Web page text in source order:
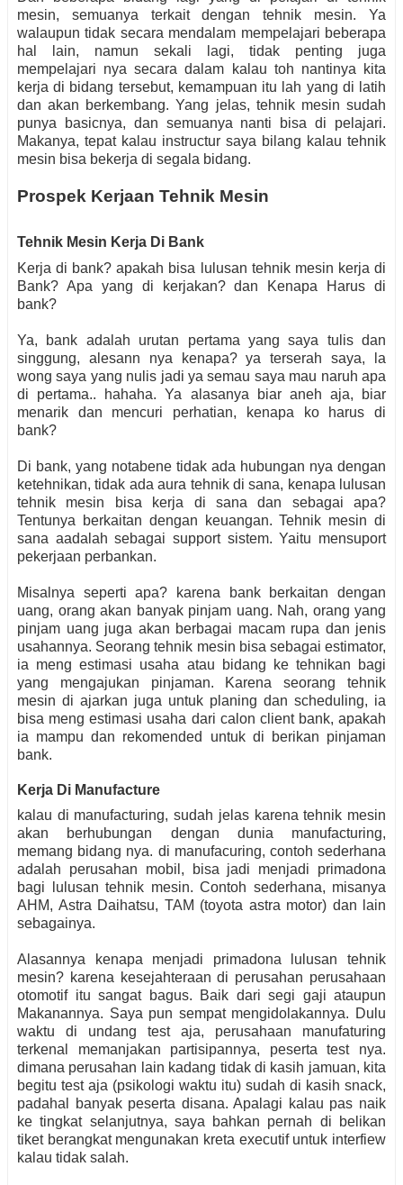
mesin, semuanya terkait dengan tehnik mesin. Ya
walaupun tidak secara mendalam mempelajari beberapa
hal lain, namun sekali lagi, tidak penting juga
mempelajari nya secara dalam kalau toh nantinya kita
kerja di bidang tersebut, kemampuan itu lah yang di latih
dan akan berkembang. Yang jelas, tehnik mesin sudah
punya basicnya, dan semuanya nanti bisa di pelajari.
Makanya, tepat kalau instructur saya bilang kalau tehnik
mesin bisa bekerja di segala bidang.
Prospek Kerjaan Tehnik Mesin
Tehnik Mesin Kerja Di Bank
Kerja di bank? apakah bisa lulusan tehnik mesin kerja di
Bank? Apa yang di kerjakan? dan Kenapa Harus di
bank?
Ya, bank adalah urutan pertama yang saya tulis dan
singgung, alesann nya kenapa? ya terserah saya, la
wong saya yang nulis jadi ya semau saya mau naruh apa
di pertama.. hahaha. Ya alasanya biar aneh aja, biar
menarik dan mencuri perhatian, kenapa ko harus di
bank?
Di bank, yang notabene tidak ada hubungan nya dengan
ketehnikan, tidak ada aura tehnik di sana, kenapa lulusan
tehnik mesin bisa kerja di sana dan sebagai apa?
Tentunya berkaitan dengan keuangan. Tehnik mesin di
sana aadalah sebagai support sistem. Yaitu mensuport
pekerjaan perbankan.
Misalnya seperti apa? karena bank berkaitan dengan
uang, orang akan banyak pinjam uang. Nah, orang yang
pinjam uang juga akan berbagai macam rupa dan jenis
usahannya. Seorang tehnik mesin bisa sebagai estimator,
ia meng estimasi usaha atau bidang ke tehnikan bagi
yang mengajukan pinjaman. Karena seorang tehnik
mesin di ajarkan juga untuk planing dan scheduling, ia
bisa meng estimasi usaha dari calon client bank, apakah
ia mampu dan rekomended untuk di berikan pinjaman
bank.
Kerja Di Manufacture
kalau di manufacturing, sudah jelas karena tehnik mesin
akan berhubungan dengan dunia manufacturing,
memang bidang nya. di manufacuring, contoh sederhana
adalah perusahan mobil, bisa jadi menjadi primadona
bagi lulusan tehnik mesin. Contoh sederhana, misanya
AHM, Astra Daihatsu, TAM (toyota astra motor) dan lain
sebagainya.
Alasannya kenapa menjadi primadona lulusan tehnik
mesin? karena kesejahteraan di perusahan perusahaan
otomotif itu sangat bagus. Baik dari segi gaji ataupun
Makanannya. Saya pun sempat mengidolakannya. Dulu
waktu di undang test aja, perusahaan manufaturing
terkenal memanjakan partisipannya, peserta test nya.
dimana perusahan lain kadang tidak di kasih jamuan, kita
begitu test aja (psikologi waktu itu) sudah di kasih snack,
padahal banyak peserta disana. Apalagi kalau pas naik
ke tingkat selanjutnya, saya bahkan pernah di belikan
tiket berangkat mengunakan kreta executif untuk interfiew
kalau tidak salah.